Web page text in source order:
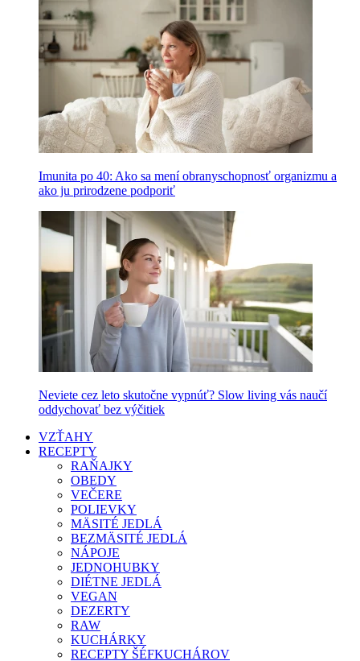
Imunita po 40: Ako sa mení obranyschopnosť organizmu a
ako ju prirodzene podporiť
Neviete cez leto skutočne vypnúť? Slow living vás naučí
oddychovať bez výčitiek
VZŤAHY
RECEPTY
RAŇAJKY
OBEDY
VEČERE
POLIEVKY
MÄSITÉ JEDLÁ
BEZMÄSITÉ JEDLÁ
NÁPOJE
JEDNOHUBKY
DIÉTNE JEDLÁ
VEGAN
DEZERTY
RAW
KUCHÁRKY
RECEPTY ŠÉFKUCHÁROV